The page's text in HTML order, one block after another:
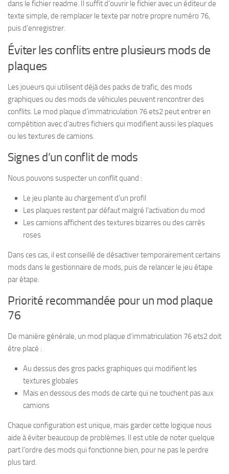
dans le fichier readme. Il suffit d’ouvrir le fichier avec un éditeur de
texte simple, de remplacer le texte par notre propre numéro 76,
puis d’enregistrer.
Éviter les conflits entre plusieurs mods de
plaques
Les joueurs qui utilisent déjà des packs de trafic, des mods
graphiques ou des mods de véhicules peuvent rencontrer des
conflits. Le mod plaque d’immatriculation 76 ets2 peut entrer en
compétition avec d’autres fichiers qui modifient aussi les plaques
ou les textures de camions.
Signes d’un conflit de mods
Nous pouvons suspecter un conflit quand :
Le jeu plante au chargement d’un profil
Les plaques restent par défaut malgré l’activation du mod
Les camions affichent des textures bizarres ou des carrés
roses
Dans ces cas, il est conseillé de désactiver temporairement certains
mods dans le gestionnaire de mods, puis de relancer le jeu étape
par étape.
Priorité recommandée pour un mod plaque
76
De manière générale, un mod plaque d’immatriculation 76 ets2 doit
être placé :
Au dessus des gros packs graphiques qui modifient les
textures globales
Mais en dessous des mods de carte qui ne touchent pas aux
camions
Chaque configuration est unique, mais garder cette logique nous
aide à éviter beaucoup de problèmes. Il est utile de noter quelque
part l’ordre des mods qui fonctionne bien, pour ne pas le perdre
plus tard.